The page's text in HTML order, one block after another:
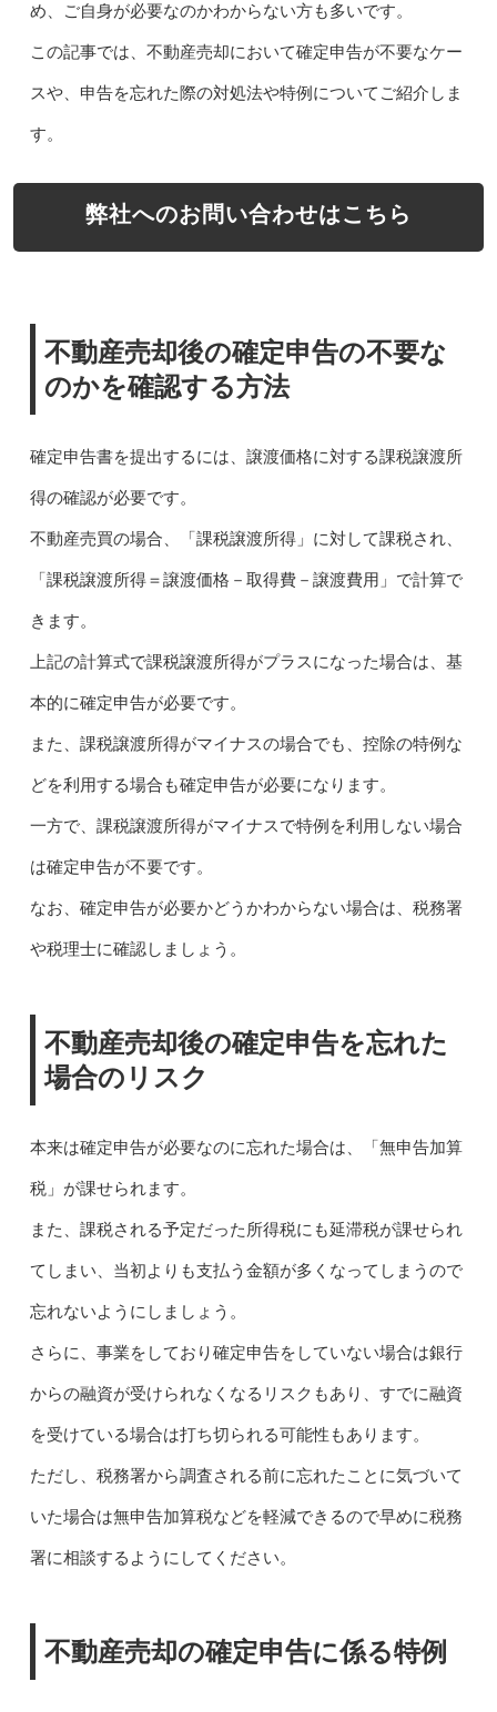
め、ご自身が必要なのかわからない方も多いです。
この記事では、不動産売却において確定申告が不要なケー
スや、申告を忘れた際の対処法や特例についてご紹介しま
す。
弊社へのお問い合わせはこちら
不動産売却後の確定申告の不要な
のかを確認する方法
確定申告書を提出するには、譲渡価格に対する課税譲渡所
得の確認が必要です。
不動産売買の場合、「課税譲渡所得」に対して課税され、
「課税譲渡所得＝譲渡価格－取得費－譲渡費用」で計算で
きます。
上記の計算式で課税譲渡所得がプラスになった場合は、基
本的に確定申告が必要です。
また、課税譲渡所得がマイナスの場合でも、控除の特例な
どを利用する場合も確定申告が必要になります。
一方で、課税譲渡所得がマイナスで特例を利用しない場合
は確定申告が不要です。
なお、確定申告が必要かどうかわからない場合は、税務署
や税理士に確認しましょう。
不動産売却後の確定申告を忘れた
場合のリスク
本来は確定申告が必要なのに忘れた場合は、「無申告加算
税」が課せられます。
また、課税される予定だった所得税にも延滞税が課せられ
てしまい、当初よりも支払う金額が多くなってしまうので
忘れないようにしましょう。
さらに、事業をしており確定申告をしていない場合は銀行
からの融資が受けられなくなるリスクもあり、すでに融資
を受けている場合は打ち切られる可能性もあります。
ただし、税務署から調査される前に忘れたことに気づいて
いた場合は無申告加算税などを軽減できるので早めに税務
署に相談するようにしてください。
不動産売却の確定申告に係る特例